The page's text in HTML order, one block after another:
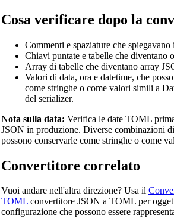
Convertitore di superficie
Convertitore di energia
Convertitore di spazio dati
Convertitore consumo carburante
Convertitore di pressione
Convertitore di tempo
Binary/Hex/Decimal Converter
Morse Code Translator
Cosa verificare dopo la
Commenti e spaziature che
Chiavi puntate e tabelle che diventano
Array di tabelle che diventano array
Valori di data, ora e datetime, che
come stringhe o come valori simili a
del serializer.
Nota sulla data: Verifica le date TOML
JSON in produzione. Diverse combinazioni
possono conservarle come stringhe o come
Convertitore correlato
Vuoi andare nell'altra direzione? Usa il
TOMLconvertitore JSON a TOML per
configurazione che possono essere